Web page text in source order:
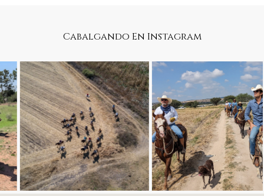
Cabalgando En Instagram